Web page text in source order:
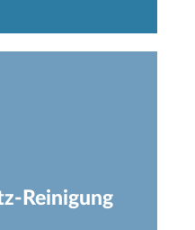
Reinigung